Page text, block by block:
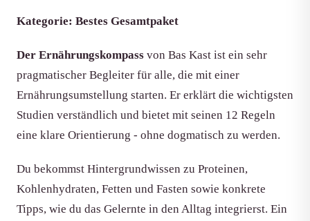
Kategorie: Bestes Gesamtpaket
Der Ernährungskompass von Bas Kast ist ein sehr
pragmatischer Begleiter für alle, die mit einer
Ernährungsumstellung starten. Er erklärt die wichtigsten
Studien verständlich und bietet mit seinen 12 Regeln
eine klare Orientierung - ohne dogmatisch zu werden.
Du bekommst Hintergrundwissen zu Proteinen,
Kohlenhydraten, Fetten und Fasten sowie konkrete
Tipps, wie du das Gelernte in den Alltag integrierst. Ein